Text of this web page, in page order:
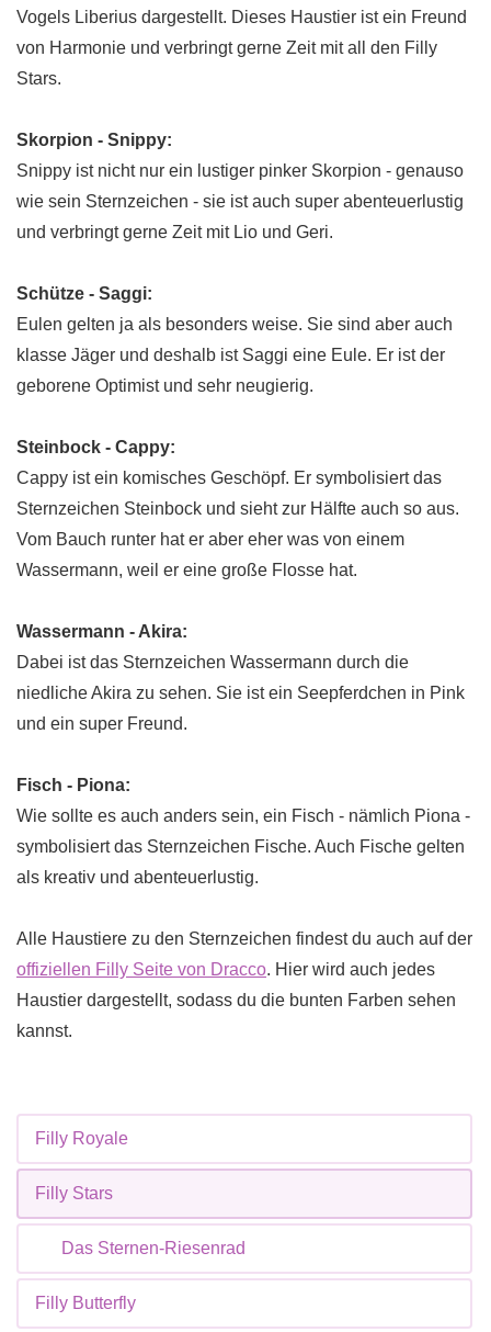
Vogels Liberius dargestellt. Dieses Haustier ist ein Freund
von Harmonie und verbringt gerne Zeit mit all den Filly
Stars.
Skorpion - Snippy:
Snippy ist nicht nur ein lustiger pinker Skorpion - genauso
wie sein Sternzeichen - sie ist auch super abenteuerlustig
und verbringt gerne Zeit mit Lio und Geri.
Schütze - Saggi:
Eulen gelten ja als besonders weise. Sie sind aber auch
klasse Jäger und deshalb ist Saggi eine Eule. Er ist der
geborene Optimist und sehr neugierig.
Steinbock - Cappy:
Cappy ist ein komisches Geschöpf. Er symbolisiert das
Sternzeichen Steinbock und sieht zur Hälfte auch so aus.
Vom Bauch runter hat er aber eher was von einem
Wassermann, weil er eine große Flosse hat.
Wassermann - Akira:
Dabei ist das Sternzeichen Wassermann durch die
niedliche Akira zu sehen. Sie ist ein Seepferdchen in Pink
und ein super Freund.
Fisch - Piona:
Wie sollte es auch anders sein, ein Fisch - nämlich Piona -
symbolisiert das Sternzeichen Fische. Auch Fische gelten
als kreativ und abenteuerlustig.
Alle Haustiere zu den Sternzeichen findest du auch auf der
offiziellen Filly Seite von Dracco. Hier wird auch jedes
Haustier dargestellt, sodass du die bunten Farben sehen
kannst.
Filly Royale
Filly Stars
Das Sternen-Riesenrad
Filly Butterfly